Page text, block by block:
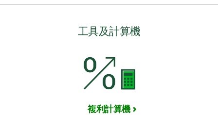
工具及計算機
複利計算機